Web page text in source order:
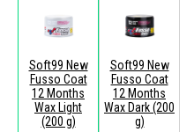
Soft99 New
Fusso Coat
12 Months
Wax Light
(200 g)
Soft99 New
Fusso Coat
12 Months
Wax Dark (200
g)